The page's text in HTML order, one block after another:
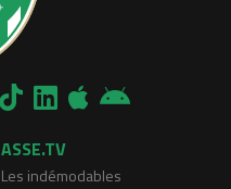
ASSE.TV
Les indémodables